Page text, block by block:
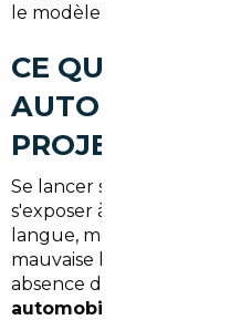
le modèle visé.
CE QUE
AUTOMOBILE
PROJET
Se lancer seul dans un
s'exposer à des risques
langue, méconnaissance
mauvaise lecture des
absence de recours en cas
automobile spécialisé